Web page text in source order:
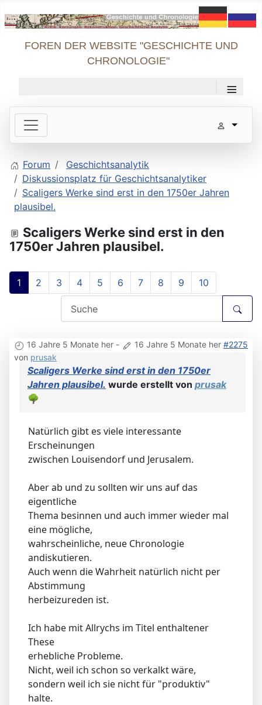
FOREN DER WEBSITE "GESCHICHTE UND
CHRONOLOGIE"
≡
Forum
Geschichtsanalytik
Diskussionsplatz für Geschichtsanalytiker
Scaligers Werke sind erst in den 1750er Jahren
plausibel.
Scaligers Werke sind erst in den
1750er Jahren plausibel.
1 2 3 4 5 6 7 8 9 10
16 Jahre 5 Monate her - 16 Jahre 5 Monate her #2275
von prusak
Scaligers Werke sind erst in den 1750er
Jahren plausibel. wurde erstellt von prusak
🌳
Natürlich gibt es viele interessante
Erscheinungen
zwischen Louisendorf und Jerusalem.
Aber ab und zu sollten wir uns auf das
eigentliche
Thema besinnen und auch immer wieder mal
eine mögliche,
wahrscheinliche, neue Chronologie
andiskutieren.
Auch wenn die Wahrheit natürlich nicht per
Abstimmung
herbeizureden ist.
Ich habe mit Allrychs im Titel enthaltener
These
erhebliche Probleme.
Nicht, weil ich schon so verkalkt wäre,
sondern weil ich sie nicht für "produktiv"
halte.